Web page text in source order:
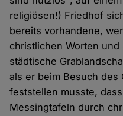
religiösen!) Friedhof
bereits vorhandene,
christlichen Worten
städtische
als er beim Besuch des
feststellen musste,
Messingtafeln durch